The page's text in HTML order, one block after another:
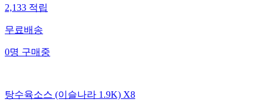
2,133적립
무료배송
0명구매중
탕수육소스 (이슬나라 1.9K) X8